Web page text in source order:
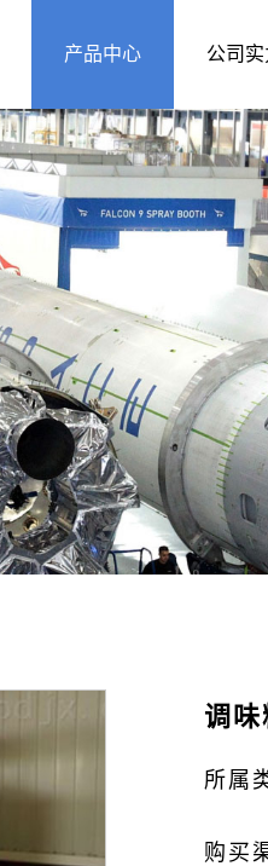
产品中心 公司实
调
所属
购买